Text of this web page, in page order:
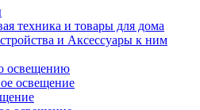
техника и товары для дома
и Аксессуары к ним
освещению
освещение